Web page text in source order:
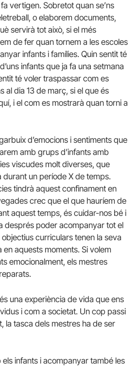
vertigen. Sobretot quan se’ns
o elaborem documents,
servirà tot això, si el més
de fer quan tornem a les escoles
infants i famílies. Quin sentit té
infants que ja fa una setmana
té voler traspassar com es
al dia 13 de març, si el que és
i el com es mostrarà quan torni a
d’emocions i sentiments que
amb grups d’infants amb
viscudes molt diverses, que
durant un període X de temps.
tindrà aquest confinament en
crec que el que hauríem de
aquest temps, és cuidar-nos bé i
després poder acompanyar tot el
curriculars tenen la seva
aquests moments. Si volem
emocionalment, els mestres
una experiència de vida que ens
i com a societat. Un cop passi
la tasca dels mestres ha de ser
infants i acompanyar també les